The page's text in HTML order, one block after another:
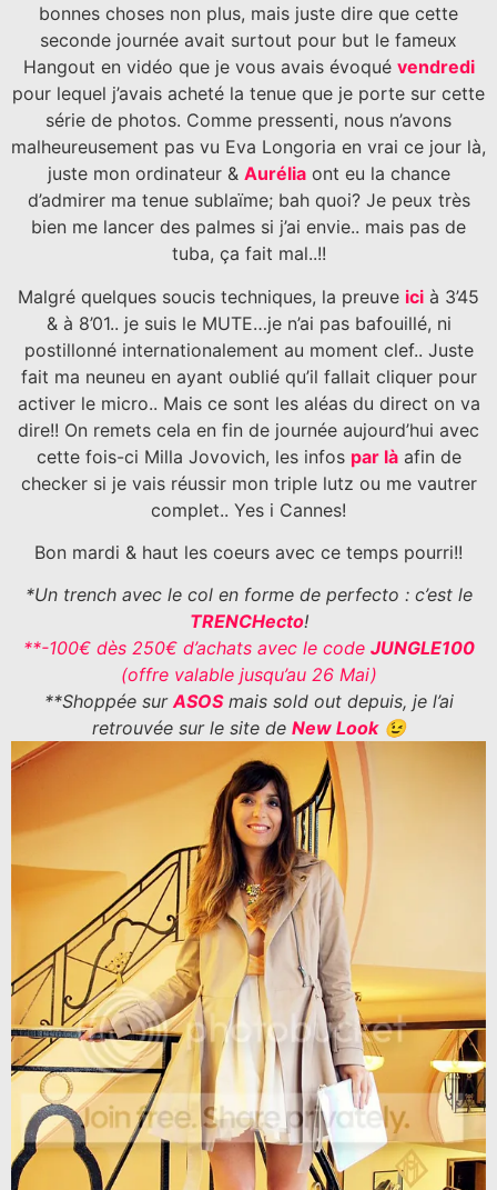
bonnes choses non plus, mais juste dire que cette
seconde journée avait surtout pour but le fameux
Hangout en vidéo que je vous avais évoqué vendredi
pour lequel j’avais acheté la tenue que je porte sur cette
série de photos. Comme pressenti, nous n’avons
malheureusement pas vu Eva Longoria en vrai ce jour là,
juste mon ordinateur & Auréliaont eu la chance
d’admirer ma tenue sublaïme; bah quoi? Je peux très
bien me lancer des palmes si j’ai envie.. mais pas de
tuba, ça fait mal..!!
Malgré quelques soucis techniques, la preuve ici à 3’45
& à 8’01.. je suis le MUTE…je n’ai pas bafouillé, ni
postillonné internationalement au moment clef.. Juste
fait ma neuneu en ayant oublié qu’il fallait cliquer pour
activer le micro.. Mais ce sont les aléas du direct on va
dire!! On remets cela en fin de journée aujourd’hui avec
cette fois-ci Milla Jovovich, les infos par làafin de
checker si je vais réussir mon triple lutz ou me vautrer
complet.. Yes i Cannes!
Bon mardi & haut les coeurs avec ce temps pourri!!
*Un trench avec le col en forme de perfecto : c’est le
TRENCHecto!
**-100€ dès 250€ d’achats avec le code JUNGLE100
(offre valable jusqu’au 26 Mai)
**Shoppée surASOSmais sold out depuis, je l’ai
retrouvée sur le site de New Look😉